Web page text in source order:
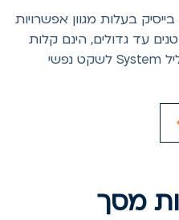
בעלות מגוון אפשרויות
עד גדולים, הינם קלות
ואיכותיות, מפותחות בשיטת קליל System לשקט נפשי